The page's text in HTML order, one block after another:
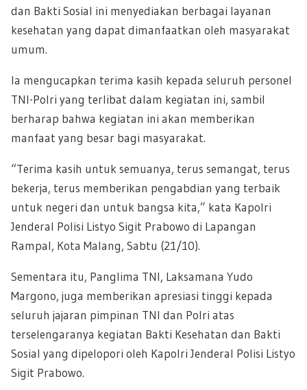
dan Bakti Sosial ini menyediakan berbagai layanan
kesehatan yang dapat dimanfaatkan oleh masyarakat
umum.
Ia mengucapkan terima kasih kepada seluruh personel
TNI-Polri yang terlibat dalam kegiatan ini, sambil
berharap bahwa kegiatan ini akan memberikan
manfaat yang besar bagi masyarakat.
“Terima kasih untuk semuanya, terus semangat, terus
bekerja, terus memberikan pengabdian yang terbaik
untuk negeri dan untuk bangsa kita,” kata Kapolri
Jenderal Polisi Listyo Sigit Prabowo di Lapangan
Rampal, Kota Malang, Sabtu (21/10).
Sementara itu, Panglima TNI, Laksamana Yudo
Margono, juga memberikan apresiasi tinggi kepada
seluruh jajaran pimpinan TNI dan Polri atas
terselengaranya kegiatan Bakti Kesehatan dan Bakti
Sosial yang dipelopori oleh Kapolri Jenderal Polisi Listyo
Sigit Prabowo.